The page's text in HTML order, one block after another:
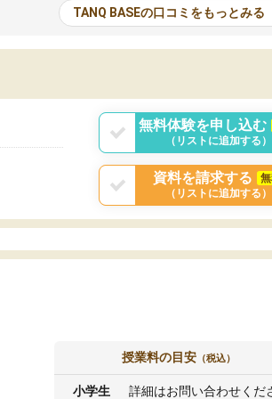
る機会が増えたり
試験対策の面接練
と伝えることもで
が多いので、その子達に感化
っと何かに取り組んでみよう
はたらく部はオンラインな
TANQ BASEの口コミをもっとみる
無料体験を申し込む
（リストに追加する）
資料を請求する
（リストに追加する）
授業料の目安 （税込）
小学生 詳細はお問い合わせくだ